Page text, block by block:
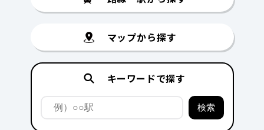
マップから探す
キーワードで探す